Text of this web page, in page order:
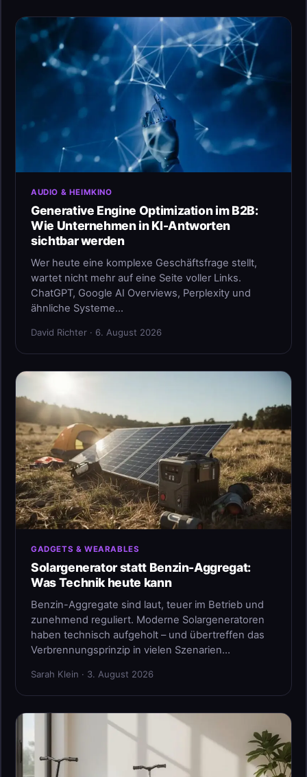
AUDIO & HEIMKINO
Generative Engine Optimization im B2B:
Wie Unternehmen in KI-Antworten
sichtbar werden
Wer heute eine komplexe Geschäftsfrage stellt,
wartet nicht mehr auf eine Seite voller Links.
ChatGPT, Google AI Overviews, Perplexity und
ähnliche Systeme…
David Richter · 6. August 2026
GADGETS & WEARABLES
Solargenerator statt Benzin-Aggregat:
Was Technik heute kann
Benzin-Aggregate sind laut, teuer im Betrieb und
zunehmend reguliert. Moderne Solargeneratoren
haben technisch aufgeholt – und übertreffen das
Verbrennungsprinzip in vielen Szenarien…
Sarah Klein · 3. August 2026